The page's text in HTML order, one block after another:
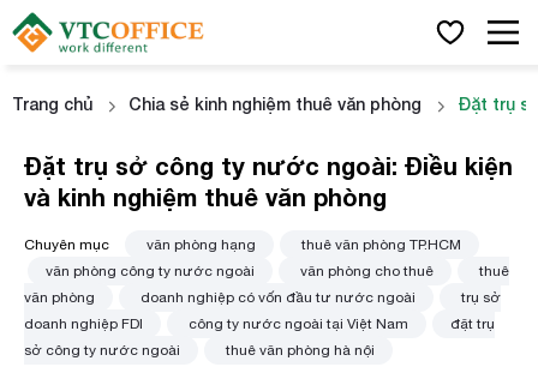
Trang chủ Chia sẻ kinh nghiệm thuê văn phòng Đặt trụ
Đặt trụ sở công ty nước ngoài: Điều kiện
và kinh nghiệm thuê văn phòng
Chuyên mục văn phòng hạng
thuê văn phòng TP.HCM
văn phòng công ty nước ngoài
văn phòng cho thuê
thuê
văn phòng
doanh nghiệp có vốn đầu tư nước ngoài
trụ sở
doanh nghiệp FDI
công ty nước ngoài tại Việt Nam
đặt trụ
sở công ty nước ngoài
thuê văn phòng hà nội